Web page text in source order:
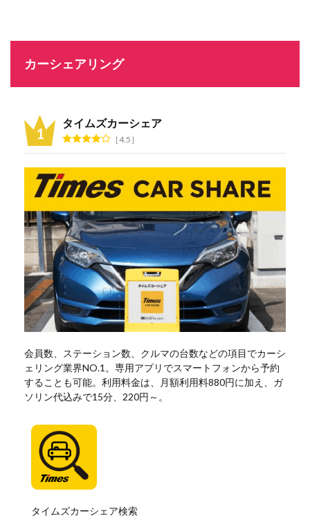
カーシェアリング
タイムズカーシェア
4.5
会員数、ステーション数、クルマの台数などの項目でカーシ
ェリング業界NO.1。専用アプリでスマートフォンから予約
することも可能。利用料金は、月額利用料880円に加え、ガ
ソリン代込みで15分、220円～。
タイムズカーシェア検索